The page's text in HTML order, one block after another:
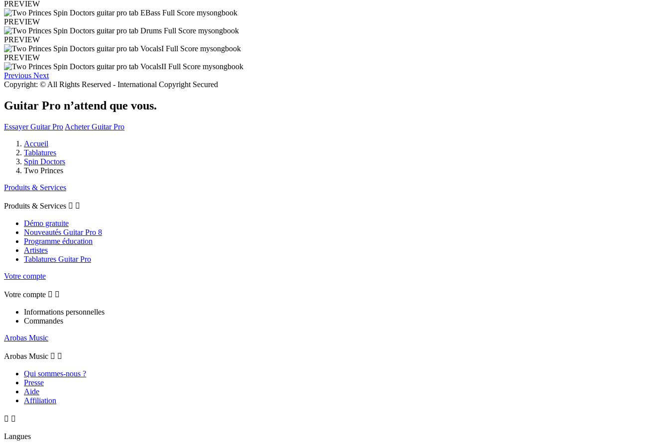
PREVIEW
PREVIEW
PREVIEW
PREVIEW
Previous Next
Copyright: © All Rights Reserved - International Copyright Secured
Guitar Pro n’attend que vous.
Essayer Guitar Pro Acheter Guitar Pro
Accueil
Tablatures
Spin Doctors
Two Princes
Produits & Services
Produits & Services  
Démo gratuite
Nouveautés Guitar Pro 8
Programme éducation
Artistes
Tablatures Guitar Pro
Votre compte
Votre compte  
Informations personnelles
Commandes
Arobas Music
Arobas Music  
Qui sommes-nous ?
Presse
Aide
Affiliation
 
Langues